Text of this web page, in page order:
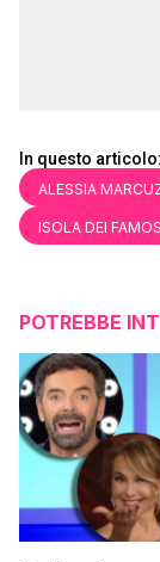
In questo articolo:
ALESSIA
ISOLA DEI
POTREBBE